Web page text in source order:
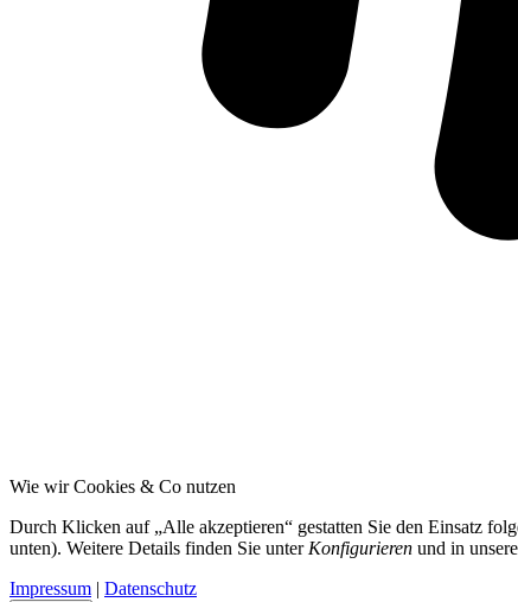
Wie wir Cookies & Co nutzen
Durch Klicken auf „Alle akzeptieren“ gestatten Sie den Einsatz
unten). Weitere Details finden Sie unter Konfigurieren und in
Impressum | Datenschutz